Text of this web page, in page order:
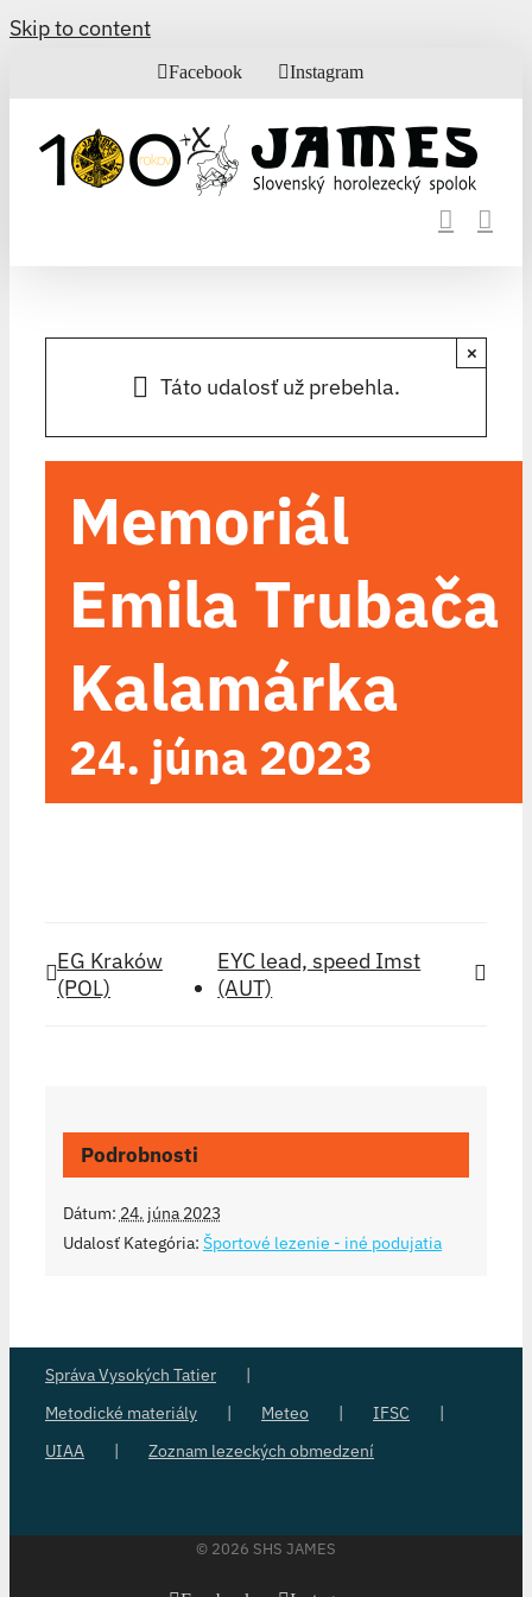
Skip to content
Facebook Instagram
Táto udalosť už prebehla.
×
Memoriál
Emila Trubača
Kalamárka
24. júna 2023
EG Kraków
(POL)
EYC lead, speed Imst
(AUT)
Podrobnosti
Dátum: 24. júna 2023
Udalosť Kategória: Športové lezenie - iné podujatia
Správa Vysokých Tatier
Metodické materiály
Meteo
IFSC
UIAA
Zoznam lezeckých obmedzení
© 2026 SHS JAMES